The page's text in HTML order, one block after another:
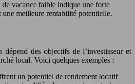
vacance faible indique une forte
une meilleure rentabilité potentielle.
des objectifs de l’investisseur et
local. Voici quelques exemples :
un potentiel de rendement locatif